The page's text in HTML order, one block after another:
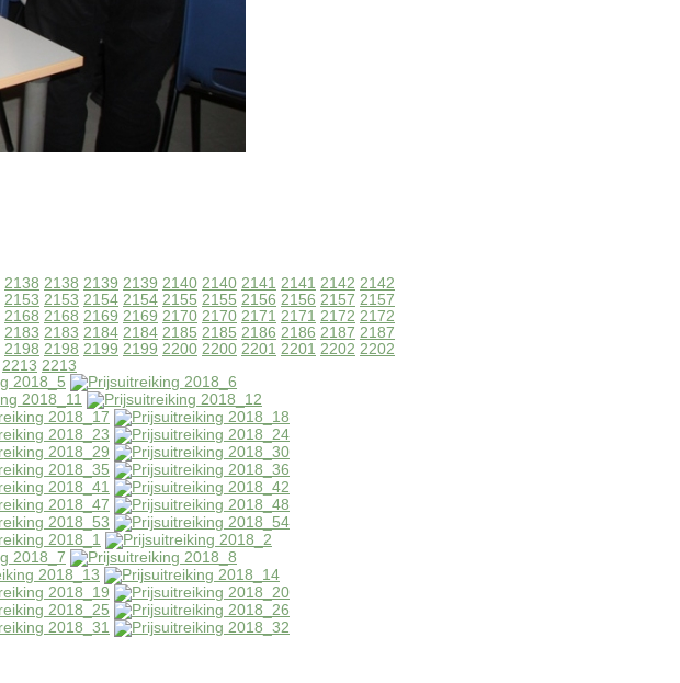
2138 2138 2139 2139 2140 2140 2141 2141 2142 2142
2153 2153 2154 2154 2155 2155 2156 2156 2157 2157
2168 2168 2169 2169 2170 2170 2171 2171 2172 2172
2183 2183 2184 2184 2185 2185 2186 2186 2187 2187
2198 2198 2199 2199 2200 2200 2201 2201 2202 2202
2213 2213